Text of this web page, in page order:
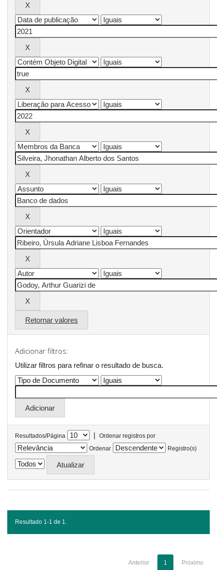
Retornar valores
Adicionar filtros:
Utilizar filtros para refinar o resultado de busca.
Resultados/Página |
Ordenar registros por
Ordenar
Registro(s)
Resultado 1-1 de 1.
Anterior 1 Próximo